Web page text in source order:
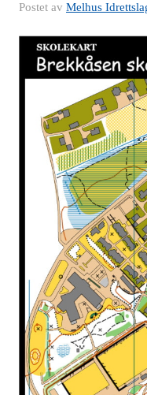
Postet av Melhus